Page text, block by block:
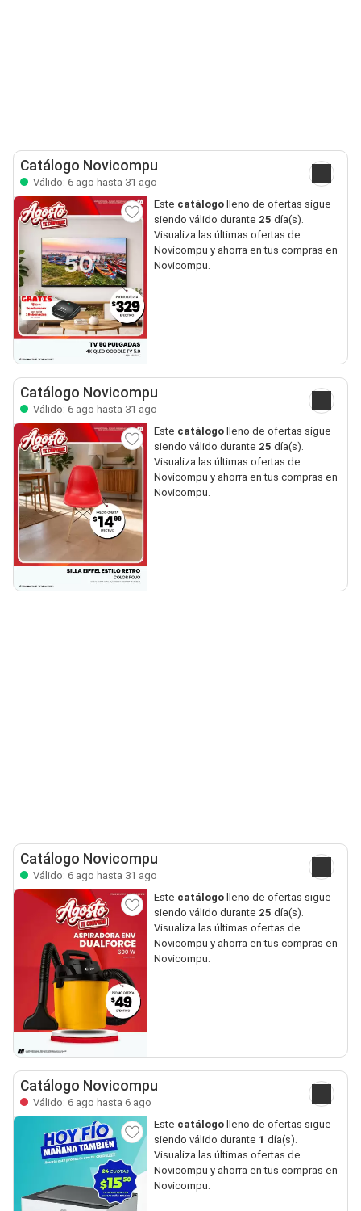
Catálogo Novicompu
Válido: 6 ago hasta 31 ago
Este catálogo lleno de ofertas sigue
siendo válido durante 25 día(s).
Visualiza las últimas ofertas de
Novicompu y ahorra en tus compras en
Novicompu.
Catálogo Novicompu
Válido: 6 ago hasta 31 ago
Este catálogo lleno de ofertas sigue
siendo válido durante 25 día(s).
Visualiza las últimas ofertas de
Novicompu y ahorra en tus compras en
Novicompu.
Catálogo Novicompu
Válido: 6 ago hasta 31 ago
Este catálogo lleno de ofertas sigue
siendo válido durante 25 día(s).
Visualiza las últimas ofertas de
Novicompu y ahorra en tus compras en
Novicompu.
Catálogo Novicompu
Válido: 6 ago hasta 6 ago
Este catálogo lleno de ofertas sigue
siendo válido durante 1 día(s).
Visualiza las últimas ofertas de
Novicompu y ahorra en tus compras en
Novicompu.